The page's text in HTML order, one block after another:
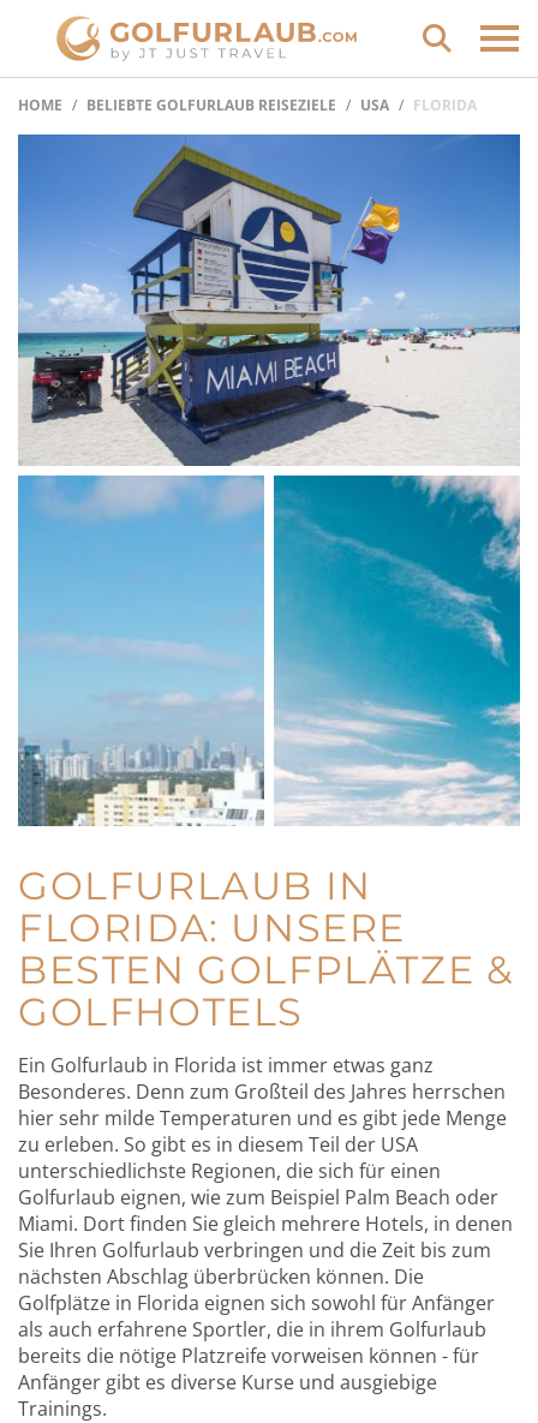
HOME BELIEBTE GOLFURLAUB REISEZIELE USA FLORIDA
GOLFURLAUB IN
FLORIDA: UNSERE
BESTEN GOLFPLÄTZE &
GOLFHOTELS
Ein Golfurlaub in Florida ist immer etwas ganz
Besonderes. Denn zum Großteil des Jahres herrschen
hier sehr milde Temperaturen und es gibt jede Menge
zu erleben. So gibt es in diesem Teil der USA
unterschiedlichste Regionen, die sich für einen
Golfurlaub eignen, wie zum Beispiel Palm Beach oder
Miami. Dort finden Sie gleich mehrere Hotels, in denen
Sie Ihren Golfurlaub verbringen und die Zeit bis zum
nächsten Abschlag überbrücken können. Die
Golfplätze in Florida eignen sich sowohl für Anfänger
als auch erfahrene Sportler, die in ihrem Golfurlaub
bereits die nötige Platzreife vorweisen können - für
Anfänger gibt es diverse Kurse und ausgiebige
Trainings.